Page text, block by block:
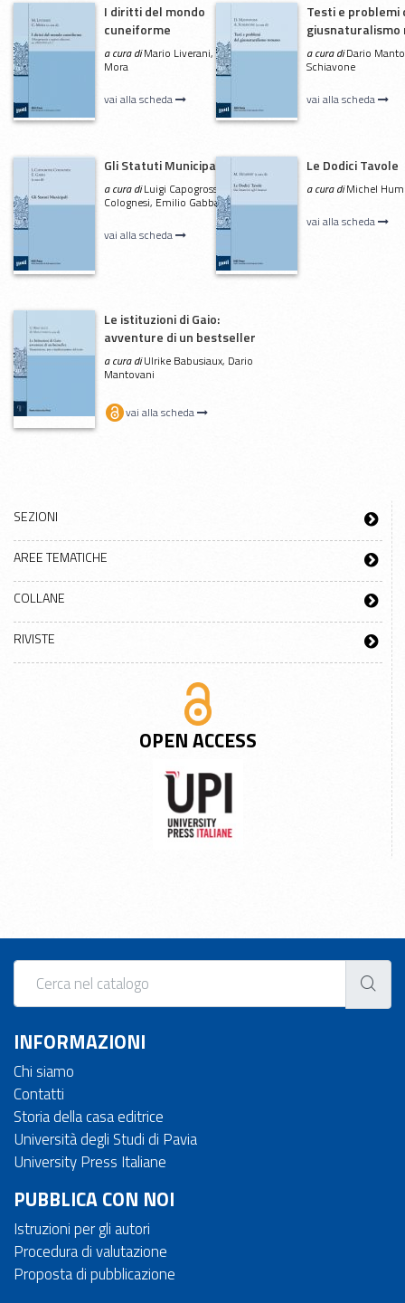
SEZIONI
AREE TEMATICHE
COLLANE
RIVISTE
OPEN ACCESS
I diritti del mondo
cuneiforme
a cura diMario Liverani, Clelia
Mora
vai alla scheda
Testi e problemi
giusnaturalismo
a cura diDario
Schiavone
vai alla scheda
Gli Statuti Municipali
a cura diLuigi Capogrossi
Colognesi, Emilio Gabba
vai alla scheda
Le Dodici Tavole
a cura diMichel
vai alla scheda
Le istituzioni di Gaio:
avventure di un bestseller
a cura diUlrike Babusiaux, Dario
Mantovani
vai alla scheda
INFORMAZIONI
Chi siamo
Contatti
Storia della casa editrice
Università degli Studi di Pavia
University Press Italiane
PUBBLICA CON NOI
Istruzioni per gli autori
Procedura di valutazione
Proposta di pubblicazione